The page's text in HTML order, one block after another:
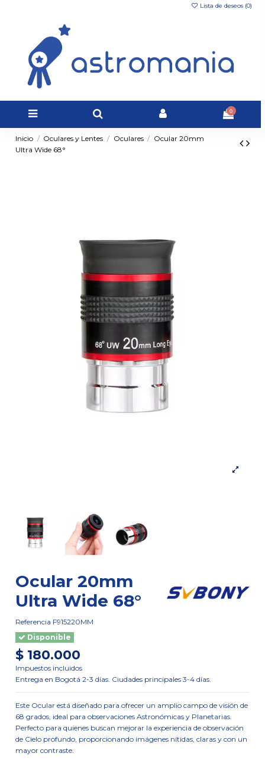
Lista de deseos (0)
0
Inicio Oculares y Lentes Oculares
Ocular 20mm
Ultra Wide 68°
Ocular 20mm
Ultra Wide 68°
Referencia F915220MM
Disponible
$ 180.000
Impuestos incluidos
Entrega en Bogotá 2-3 días. Ciudades principales 3-4 días.
Este Ocular está diseñado para ofrecer un amplio campo de visión de
68 grados, ideal para observaciones Astronómicas y Planetarias.
Perfecto para quienes buscan mejorar la experiencia de observación
de Cielo profundo, proporcionando imágenes nítidas, claras y con un
mayor contraste.